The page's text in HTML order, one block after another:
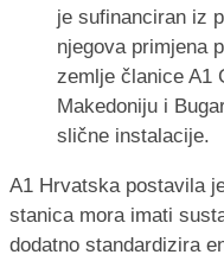
je sufinanciran iz
njegova primjena
zemlje članice A1
Makedoniju i
slične instalacije.
A1 Hrvatska postavila
stanica mora imati
dodatno standardizira